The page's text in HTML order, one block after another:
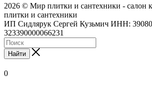
2026 © Мир плитки и сантехники - салон
плитки и сантехники
ИП Сидлярук Сергей Кузьмич ИНН:
323390000066231
Найти
0